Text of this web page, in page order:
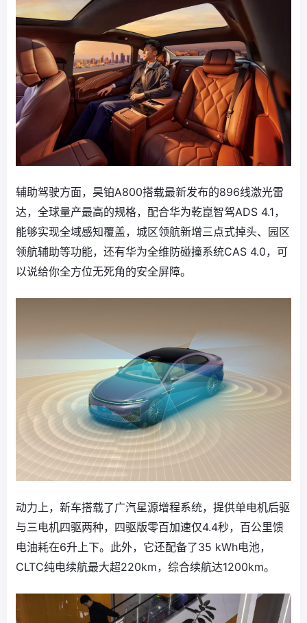
辅助驾驶方面，昊铂A800搭载最新发布的896线激光雷
达，全球量产最高的规格，配合华为乾崑智驾ADS 4.1，
能够实现全域感知覆盖，城区领航新增三点式掉头、园区
领航辅助等功能，还有华为全维防碰撞系统CAS 4.0，可
以说给你全方位无死角的安全屏障。
动力上，新车搭载了广汽星源增程系统，提供单电机后驱
与三电机四驱两种，四驱版零百加速仅4.4秒，百公里馈
电油耗在6升上下。此外，它还配备了35 kWh电池，
CLTC纯电续航最大超220km，综合续航达1200km。